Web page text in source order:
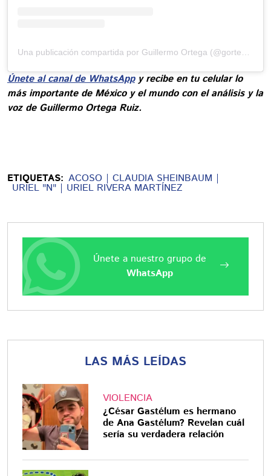
Únete al canal de WhatsAppy recibe en tu celular lo
más importante de México y el mundo con el análisis y la
voz de Guillermo Ortega Ruiz.
ETIQUETAS: ACOSO CLAUDIA SHEINBAUM
URIEL "N" URIEL RIVERA MARTÍNEZ
Únete a nuestro grupo de
WhatsApp
LAS MÁS LEÍDAS
VIOLENCIA
¿César Gastélum es hermano
de Ana Gastélum? Revelan cuál
sería su verdadera relación